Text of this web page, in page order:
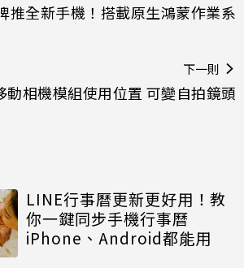
推全新手機！搭載原生鴻蒙作業系
下一則
動相機模組使用位置 可變自拍鏡頭
LINE行事曆更新更好用！教
你一鍵同步手機行事曆
iPhone、Android都能用